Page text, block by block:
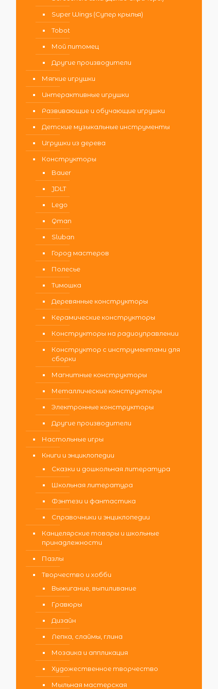
Super Wings (Супер крылья)
Tobot
Мой питомец
Другие производители
Мягкие игрушки
Интерактивные игрушки
Развивающие и обучающие игрушки
Детские музыкальные инструменты
Игрушки из дерева
Конструкторы
Bauer
JDLT
Lego
Qman
Sluban
Город мастеров
Полесье
Тимошка
Деревянные конструкторы
Керамические конструкторы
Конструкторы на радиоуправлении
Конструктор с инструментами для
сборки
Магнитные конструкторы
Металлические конструкторы
Электронные конструкторы
Другие производители
Настольные игры
Книги и энциклопедии
Сказки и дошкольная литература
Школьная литература
Фэнтези и фантастика
Справочники и энциклопедии
Канцелярские товары и школьные
принадлежности
Пазлы
Творчество и хобби
Выжигание, выпиливание
Гравюры
Дизайн
Лепка, слаймы, глина
Мозаика и аппликация
Художественное творчество
Мыльная мастерская